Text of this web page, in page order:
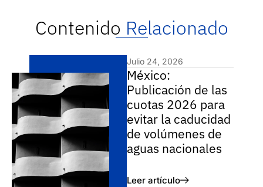
Contenido Relacionado
Julio 24, 2026
México:
Publicación de las
cuotas 2026 para
evitar la caducidad
de volúmenes de
aguas nacionales
Leer artículo